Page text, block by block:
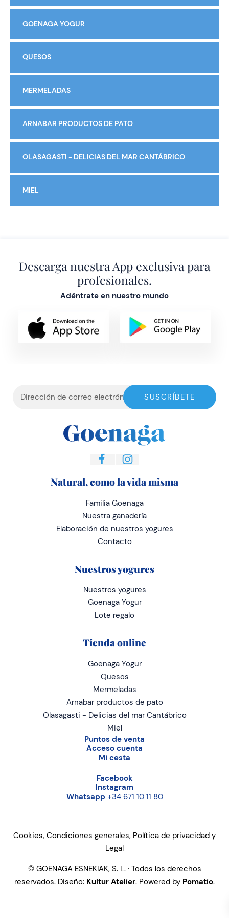
GOENAGA YOGUR
QUESOS
MERMELADAS
ARNABAR PRODUCTOS DE PATO
OLASAGASTI - DELICIAS DEL MAR CANTÁBRICO
MIEL
Descarga nuestra App exclusiva para
profesionales.
Adéntrate en nuestro mundo
Natural, como la vida misma
Familia Goenaga
Nuestra ganadería
Elaboración de nuestros yogures
Contacto
Nuestros yogures
Nuestros yogures
Goenaga Yogur
Lote regalo
Tienda online
Goenaga Yogur
Quesos
Mermeladas
Arnabar productos de pato
Olasagasti - Delicias del mar Cantábrico
Miel
Puntos de venta
Acceso cuenta
Mi cesta
Facebook
Instagram
Whatsapp +34 671 10 11 80
Cookies, Condiciones generales, Política de privacidad y
Legal
© GOENAGA ESNEKIAK, S. L. · Todos los derechos
reservados. Diseño: Kultur Atelier. Powered by Pomatio.